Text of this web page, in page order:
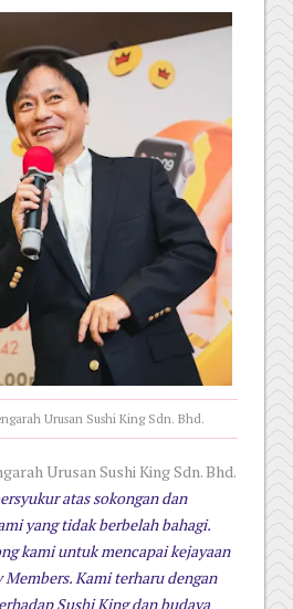
Urusan Sushi King Sdn. Bhd.
Urusan Sushi King Sdn. Bhd.
atas sokongan dan
yang tidak berbelah bahagi.
kami untuk mencapai kejayaan
Kami terharu dengan
Sushi King dan budaya